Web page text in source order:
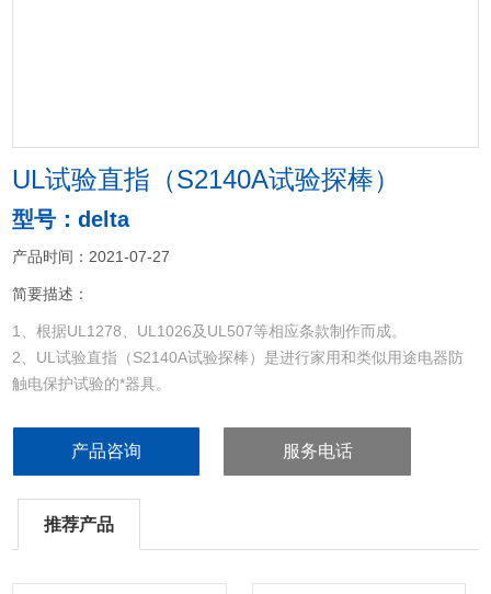
UL试验直指（S2140A试验探棒）
型号：delta
产品时间：2021-07-27
简要描述：
1、根据UL1278、UL1026及UL507等相应条款制作而成。
2、UL试验直指（S2140A试验探棒）是进行家用和类似用途电器防
触电保护试验的*器具。
产品咨询 服务电话
推荐产品